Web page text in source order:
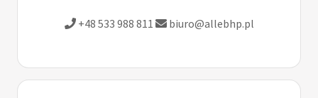
+48 533 988 811 biuro@allebhp.pl